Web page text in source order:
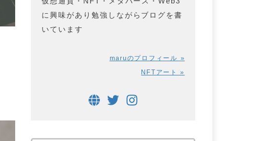
に興味があり勉強しながらブログを書
いています
maruのプロフィール »
NFTアート »